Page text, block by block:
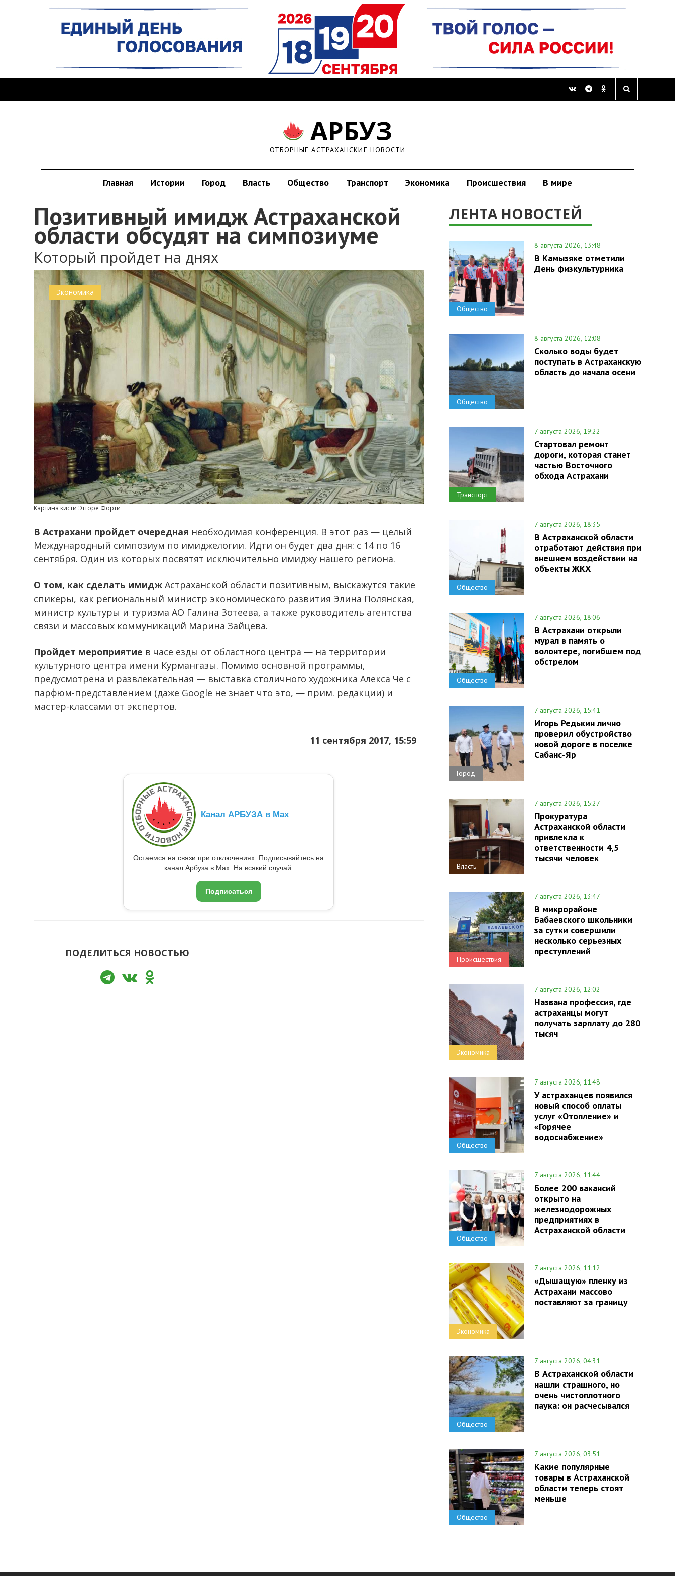
АРБУЗ
ОТБОРНЫЕ АСТРАХАНСКИЕ НОВОСТИ
Главная Истории Город Власть Общество Транспорт Экономика Происшествия В мире
Позитивный имидж Астраханской
области обсудят на симпозиуме
Который пройдет на днях
Экономика
Картина кисти Этторе Форти
В Астрахани пройдет очередная необходимая конференция. В этот раз — целый
Международный симпозиум по имиджелогии. Идти он будет два дня: с 14 по 16
сентября. Один из которых посвятят исключительно имиджу нашего региона.
О том, как сделать имидж Астраханской области позитивным, выскажутся такие
спикеры, как региональный министр экономического развития Элина Полянская,
министр культуры и туризма АО Галина Зотеева, а также руководитель агентства
связи и массовых коммуникаций Марина Зайцева.
Пройдет мероприятие в часе езды от областного центра — на территории
культурного центра имени Курмангазы. Помимо основной программы,
предусмотрена и развлекательная — выставка столичного художника Алекса Че с
парфюм-представлением (даже Google не знает что это, — прим. редакции) и
мастер-классами от экспертов.
11 сентября 2017, 15:59
Канал АРБУЗА в Max
Остаемся на связи при отключениях. Подписывайтесь на
канал Арбуза в Max. На всякий случай.
Подписаться
ПОДЕЛИТЬСЯ НОВОСТЬЮ
ЛЕНТА НОВОСТЕЙ
Общество
8 августа 2026, 13:48
В Камызяке отметили
День физкультурника
Общество
8 августа 2026, 12:08
Сколько воды будет
поступать в Астраханскую
область до начала осени
Транспорт
7 августа 2026, 19:22
Стартовал ремонт
дороги, которая станет
частью Восточного
обхода Астрахани
Общество
7 августа 2026, 18:35
В Астраханской области
отработают действия при
внешнем воздействии на
объекты ЖКХ
Общество
7 августа 2026, 18:06
В Астрахани открыли
мурал в память о
волонтере, погибшем под
обстрелом
Город
7 августа 2026, 15:41
Игорь Редькин лично
проверил обустройство
новой дороге в поселке
Сабанс-Яр
Власть
7 августа 2026, 15:27
Прокуратура
Астраханской области
привлекла к
ответственности 4,5
тысячи человек
Происшествия
7 августа 2026, 13:47
В микрорайоне
Бабаевского школьники
за сутки совершили
несколько серьезных
преступлений
Экономика
7 августа 2026, 12:02
Названа профессия, где
астраханцы могут
получать зарплату до 280
тысяч
Общество
7 августа 2026, 11:48
У астраханцев появился
новый способ оплаты
услуг «Отопление» и
«Горячее
водоснабжение»
Общество
7 августа 2026, 11:44
Более 200 вакансий
открыто на
железнодорожных
предприятиях в
Астраханской области
Экономика
7 августа 2026, 11:12
«Дышащую» пленку из
Астрахани массово
поставляют за границу
Общество
7 августа 2026, 04:31
В Астраханской области
нашли страшного, но
очень чистоплотного
паука: он расчесывался
Общество
7 августа 2026, 03:51
Какие популярные
товары в Астраханской
области теперь стоят
меньше